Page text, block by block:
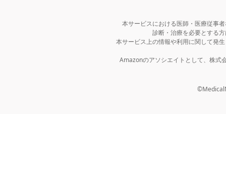
本サービスにおける医師・医療従事
診断・治療を必要とする
本サービス上の情報や利用に関して発
Amazonのアソシエイトとして、株式